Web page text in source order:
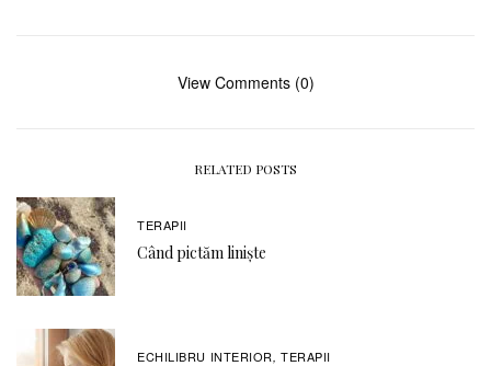
View Comments (0)
RELATED POSTS
TERAPII
Când pictăm liniște
ECHILIBRU INTERIOR ,TERAPII